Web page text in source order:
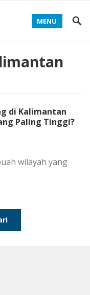
MENU
di Kalimantan
Paling Tinggi?
wilayah yang